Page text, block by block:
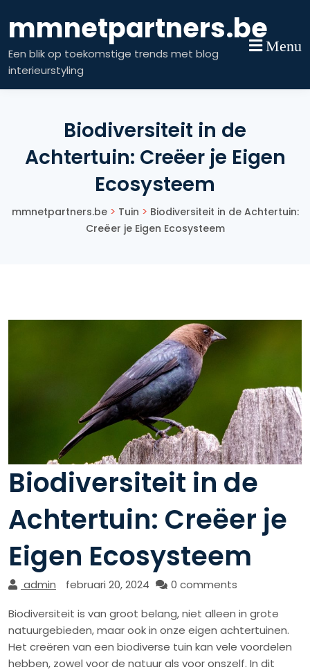
to
content
mmnetpartners.be
Een blik op toekomstige trends met blog
interieurstyling
Menu
Biodiversiteit in de
Achtertuin: Creëer je Eigen
Ecosysteem
mmnetpartners.be> Tuin > Biodiversiteit in de Achtertuin:
Creëer je Eigen Ecosysteem
Biodiversiteit in de
Achtertuin: Creëer je
Eigen Ecosysteem
admin februari 20, 2024
0 comments
Biodiversiteit is van groot belang, niet alleen in grote
natuurgebieden, maar ook in onze eigen achtertuinen.
Het creëren van een biodiverse tuin kan vele voordelen
hebben, zowel voor de natuur als voor onszelf. In dit